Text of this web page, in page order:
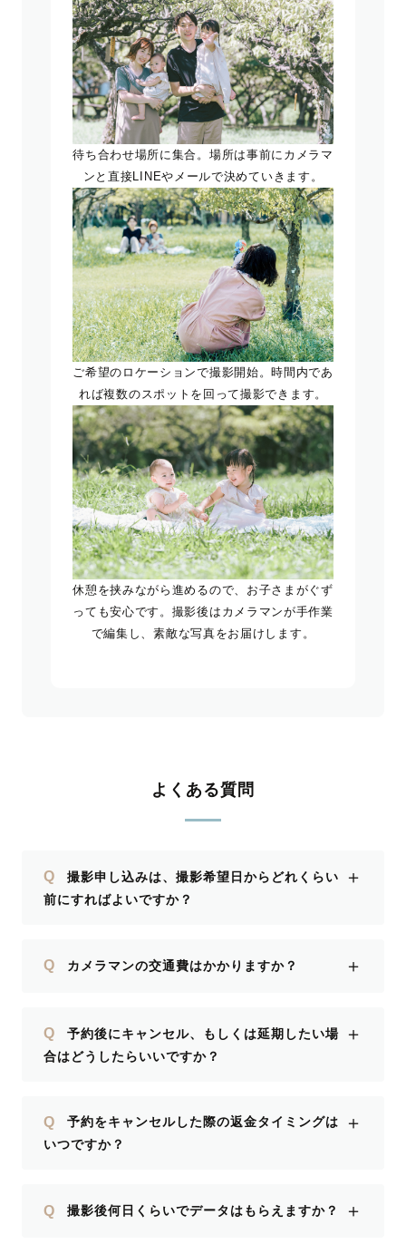
待ち合わせ場所に集合。場所は事前にカメラマ
ンと直接LINEやメールで決めていきます。
ご希望のロケーションで撮影開始。時間内であ
れば複数のスポットを回って撮影できます。
休憩を挟みながら進めるので、お子さまがぐず
っても安心です。撮影後はカメラマンが手作業
で編集し、素敵な写真をお届けします。
よくある質問
Q
撮影申し込みは、撮影希望日からどれくらい
前にすればよいですか？
＋
Q カメラマンの交通費はかかりますか？ ＋
Q
予約後にキャンセル、もしくは延期したい場
合はどうしたらいいですか？
＋
Q
予約をキャンセルした際の返金タイミングは
いつですか？
＋
Q 撮影後何日くらいでデータはもらえますか？ ＋